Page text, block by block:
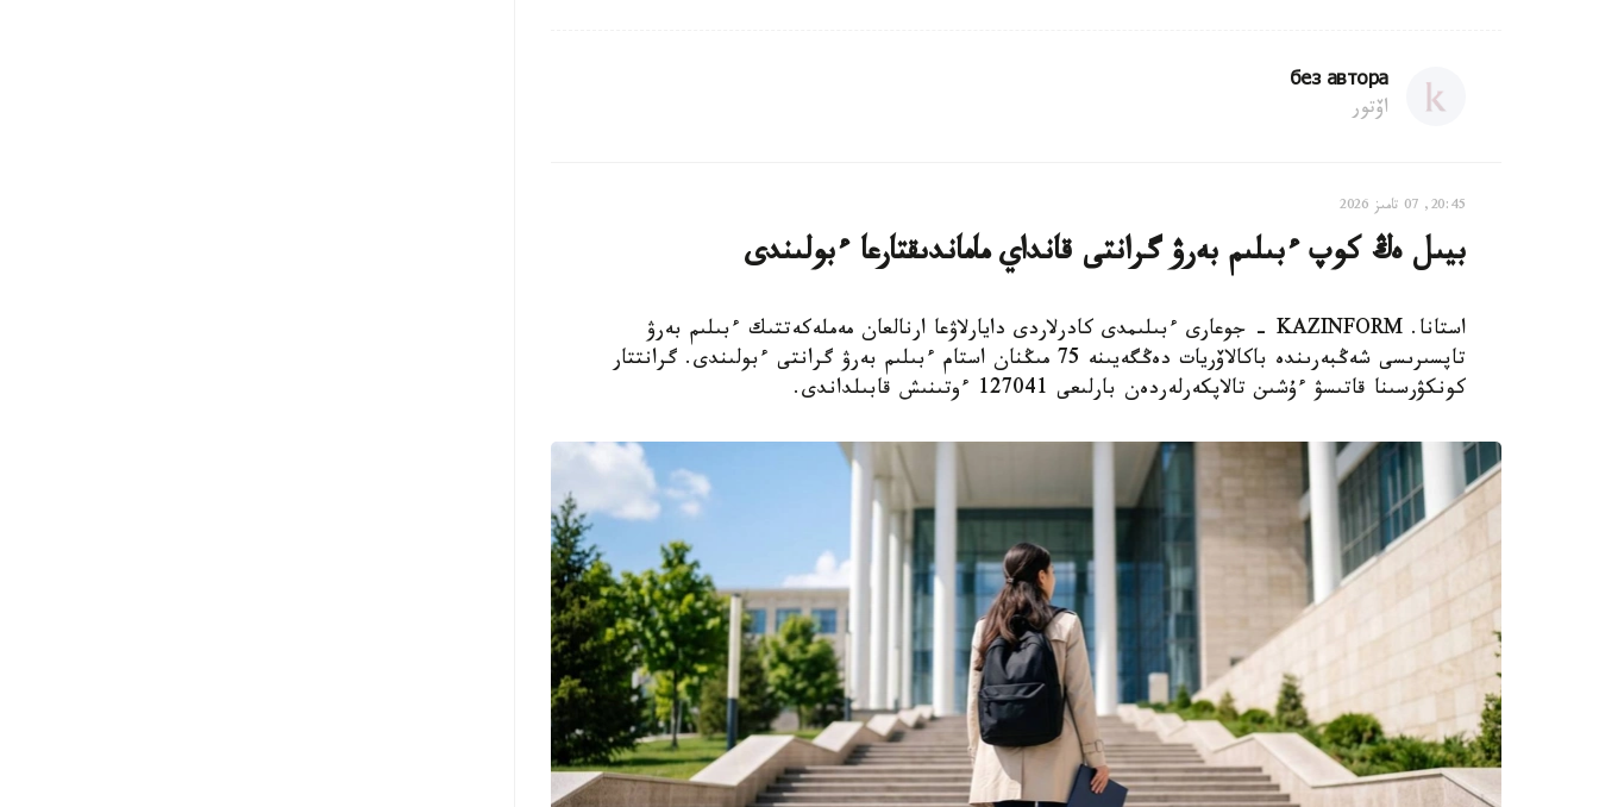
без автора
اۆتور
20:45, 07 تامىز 2026
بيىل ەڭ كوپ ءبىلىم بەرۋ گرانتى قانداي ماماندىقتارعا ءبولىندى
استانا. KAZINFORM - جوعارى ءبىلىمدى كادرلاردى دايارلاۋعا ارنالعان مەملەكەتتىك ءبىلىم بەرۋ
تاپسىرىسى شەڭبەرىندە باكالاۆريات دەڭگەيىنە 75 مىڭنان استام ءبىلىم بەرۋ گرانتى ءبولىندى. گرانتتار
كونكۋرسىنا قاتىسۋ ءۇشىن تالاپكەرلەردەن بارلىعى 127041 ءوتىنىش قابىلداندى.